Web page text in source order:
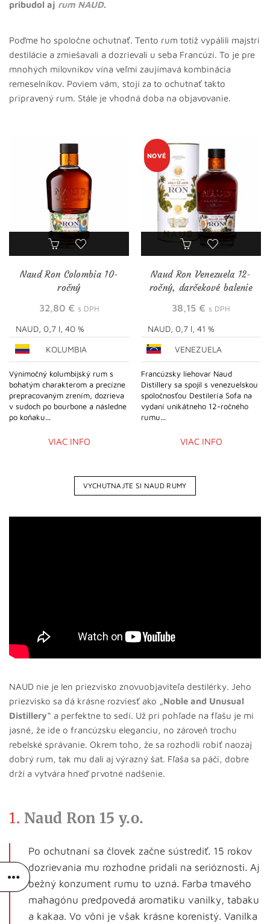
pribudol aj rum NAUD.
Poďme ho spoločne ochutnať. Tento rum totiž vypálili majstri
destilácie a zmiešavali a dozrievali u seba Francúzi. To je pre
mnohých milovníkov vína veľmi zaujímavá kombinácia
remeselníkov. Poviem vám, stojí za to ochutnať takto
pripravený rum. Stále je vhodná doba na objavovanie.
Naud Ron Colombia 10-
ročný
32,80 € s DPH
NAUD, 0,7 l, 40 %
KOLUMBIA
Výnimočný kolumbijský rum s
bohatým charakterom a precízne
prepracovaným zrením, dozrieva
v sudoch po bourbone a následne
po koňaku...
VIAC INFO
NOVÉ
Naud Ron Venezuela 12-
ročný, darčekové balenie
38,15 € s DPH
NAUD, 0,7 l, 41 %
VENEZUELA
Francúzsky liehovar Naud
Distillery sa spojil s venezuelskou
spoločnosťou Destilería Sofa na
vydaní unikátneho 12-ročného
rumu...
VIAC INFO
VYCHUTNAJTE SI NAUD RUMY
NAUD nie je len priezvisko znovuobjaviteľa destilérky. Jeho
priezvisko sa dá krásne rozviesť ako „Noble and Unusual
Distillery“ a perfektne to sedí. Už pri pohľade na fľašu je mi
jasné, že ide o francúzsku eleganciu, no zároveň trochu
rebelské správanie. Okrem toho, že sa rozhodli robiť naozaj
dobrý rum, tak mu dali aj výrazný šat. Fľaša sa páči, dobre
drží a vytvára hneď prvotné nadšenie.
1. Naud Ron 15 y.o.
Po ochutnaní sa človek začne sústrediť. 15 rokov
dozrievania mu rozhodne pridali na serióznosti. Aj
bežný konzument rumu to uzná. Farba tmavého
mahagónu predpovedá aromatiku vanilky, tabaku
a kakaa. Vo vôni je však krásne korenistý. Vanilka